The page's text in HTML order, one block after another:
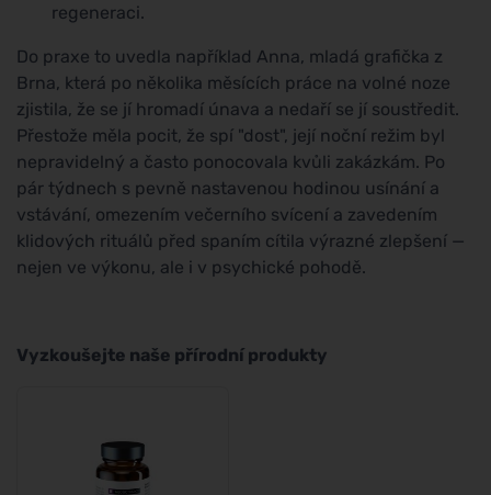
regeneraci.
Do praxe to uvedla například Anna, mladá grafička z
Brna, která po několika měsících práce na volné noze
zjistila, že se jí hromadí únava a nedaří se jí soustředit.
Přestože měla pocit, že spí "dost", její noční režim byl
nepravidelný a často ponocovala kvůli zakázkám. Po
pár týdnech s pevně nastavenou hodinou usínání a
vstávání, omezením večerního svícení a zavedením
klidových rituálů před spaním cítila výrazné zlepšení —
nejen ve výkonu, ale i v psychické pohodě.
Vyzkoušejte naše přírodní produkty